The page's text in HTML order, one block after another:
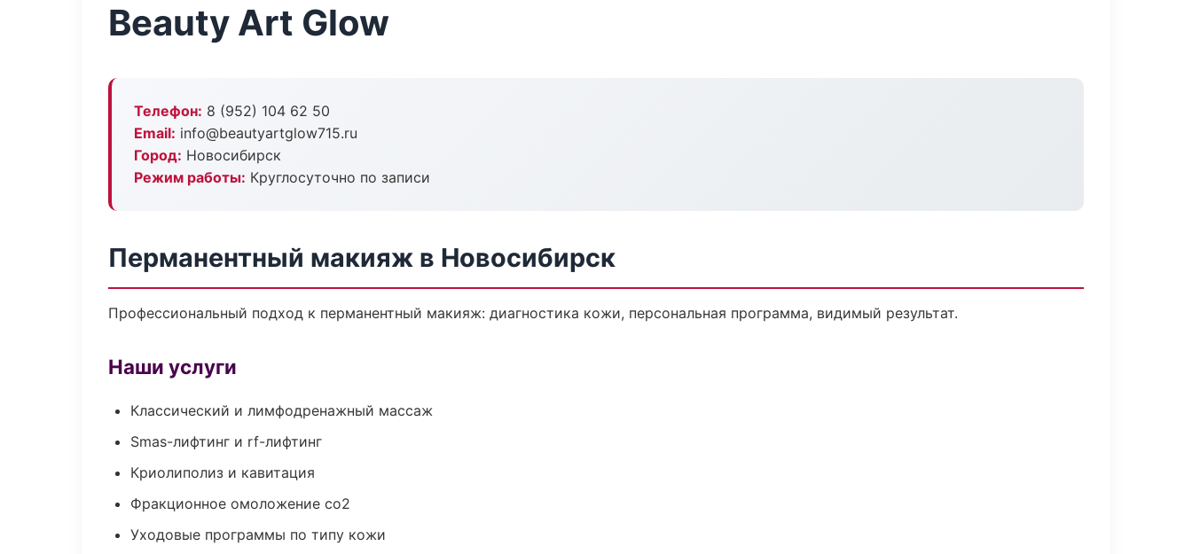
Beauty Art Glow
Телефон: 8 (952) 104 62 50
Email: info@beautyartglow715.ru
Город: Новосибирск
Режим работы: Круглосуточно по записи
Перманентный макияж в Новосибирск
Профессиональный подход к перманентный макияж: диагностика кожи, персональная программа, видимый результат.
Наши услуги
Классический и лимфодренажный массаж
Smas-лифтинг и rf-лифтинг
Криолиполиз и кавитация
Фракционное омоложение co2
Уходовые программы по типу кожи